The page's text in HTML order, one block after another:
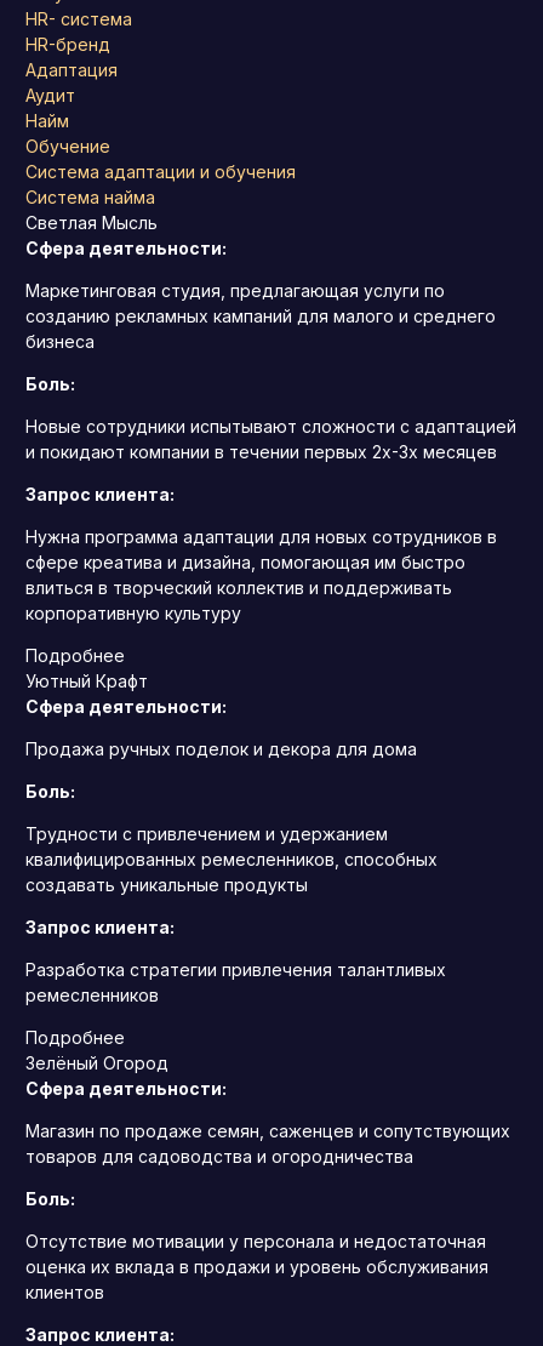
HR- система
HR-бренд
Адаптация
Аудит
Найм
Обучение
Система адаптации и обучения
Система найма
Светлая Мысль
Сфера деятельности:
Маркетинговая студия, предлагающая услуги по
созданию рекламных кампаний для малого и среднего
бизнеса
Боль:
Новые сотрудники испытывают сложности с адаптацией
и покидают компании в течении первых 2х-3х месяцев
Запрос клиента:
Нужна программа адаптации для новых сотрудников в
сфере креатива и дизайна, помогающая им быстро
влиться в творческий коллектив и поддерживать
корпоративную культуру
Подробнее
Уютный Крафт
Сфера деятельности:
Продажа ручных поделок и декора для дома
Боль:
Трудности с привлечением и удержанием
квалифицированных ремесленников, способных
создавать уникальные продукты
Запрос клиента:
Разработка стратегии привлечения талантливых
ремесленников
Подробнее
Зелёный Огород
Сфера деятельности:
Магазин по продаже семян, саженцев и сопутствующих
товаров для садоводства и огородничества
Боль:
Отсутствие мотивации у персонала и недостаточная
оценка их вклада в продажи и уровень обслуживания
клиентов
Запрос клиента: